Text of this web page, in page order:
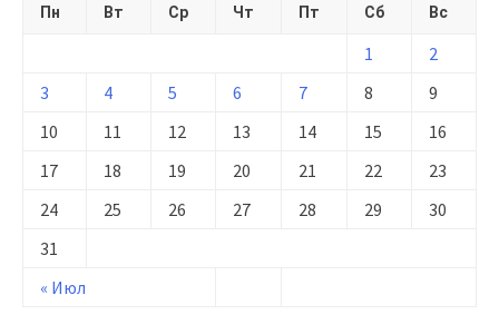
Пн Вт Ср Чт Пт Сб Вс
« Июл
1
2
3
4 5 6 7 8
9
10
11 12 13 14 15
16
17
18 19 20 21 22
23
24
25 26 27 28 29
30
31